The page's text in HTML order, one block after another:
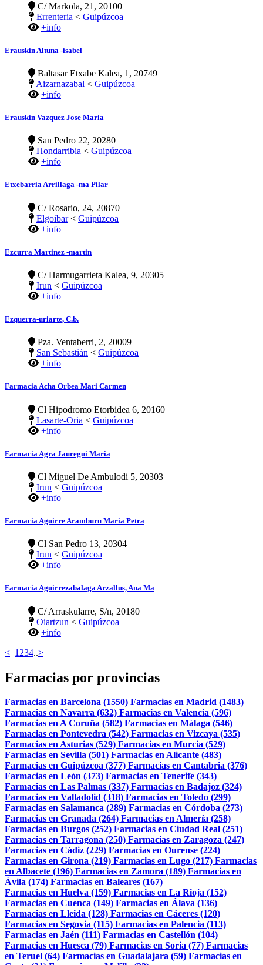
C/ Markola, 21, 20100
Errenteria < Guipúzcoa
+info
Erauskin Altuna -isabel
Baltasar Etxabe Kalea, 1, 20749
Aizarnazabal < Guipúzcoa
+info
Erauskin Vazquez Jose Maria
San Pedro 22, 20280
Hondarribia < Guipúzcoa
+info
Etxebarria Arrillaga -ma Pilar
C/ Rosario, 24, 20870
Elgoibar< Guipúzcoa
+info
Ezcurra Martinez -martin
C/ Harmugarrieta Kalea, 9, 20305
Irun < Guipúzcoa
+info
Ezquerra-uriarte, C.b.
Pza. Ventaberri, 2, 20009
San Sebastián < Guipúzcoa
+info
Farmacia Acha Orbea Mari Carmen
Cl Hipodromo Etorbidea 6, 20160
Lasarte-Oria < Guipúzcoa
+info
Farmacia Agra Jauregui Maria
Cl Miguel De Ambulodi 5, 20303
Irun < Guipúzcoa
+info
Farmacia Aguirre Aramburu Maria Petra
Cl San Pedro 13, 20304
Irun < Guipúzcoa
+info
Farmacia Aguirrezabalaga Arzallus, Ana Ma
C/ Arraskularre, S/n, 20180
Oiartzun < Guipúzcoa
+info
< 1 234..>
Farmacias por provincias
Farmacias en Barcelona (1550) Farmacias en Madrid (1483)
Farmacias en Navarra (632) Farmacias en Valencia (596)
Farmacias en A Coruña (582) Farmacias en Málaga (546)
Farmacias en Pontevedra (542) Farmacias en Vizcaya (535)
Farmacias en Asturias (529) Farmacias en Murcia (529)
Farmacias en Sevilla (501) Farmacias en Alicante (483)
Farmacias en Guipúzcoa (377) Farmacias en Cantabria (376)
Farmacias en León (373) Farmacias en Tenerife (343)
Farmacias en Las Palmas (337) Farmacias en Badajoz (324)
Farmacias en Valladolid (318) Farmacias en Toledo (299)
Farmacias en Salamanca (289) Farmacias en Córdoba (273)
Farmacias en Granada (264) Farmacias en Almería (258)
Farmacias en Burgos (252) Farmacias en Ciudad Real (251)
Farmacias en Tarragona (250) Farmacias en Zaragoza (247)
Farmacias en Cádiz (229) Farmacias en Ourense (224)
Farmacias en Girona (219) Farmacias en Lugo (217) Farmacias
en Albacete (196) Farmacias en Zamora (189) Farmacias en
Ávila (174) Farmacias en Baleares (167)
Farmacias en Huelva (159) Farmacias en La Rioja (152)
Farmacias en Cuenca (149) Farmacias en Álava (136)
Farmacias en Lleida (128) Farmacias en Cáceres (120)
Farmacias en Segovia (115) Farmacias en Palencia (113)
Farmacias en Jaén (111) Farmacias en Castellón (104)
Farmacias en Huesca (79) Farmacias en Soria (77) Farmacias
en Teruel (64) Farmacias en Guadalajara (59) Farmacias en